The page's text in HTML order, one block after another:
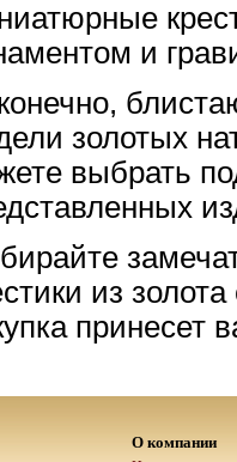
и
золотых
выбрать
из
принесет
О компании